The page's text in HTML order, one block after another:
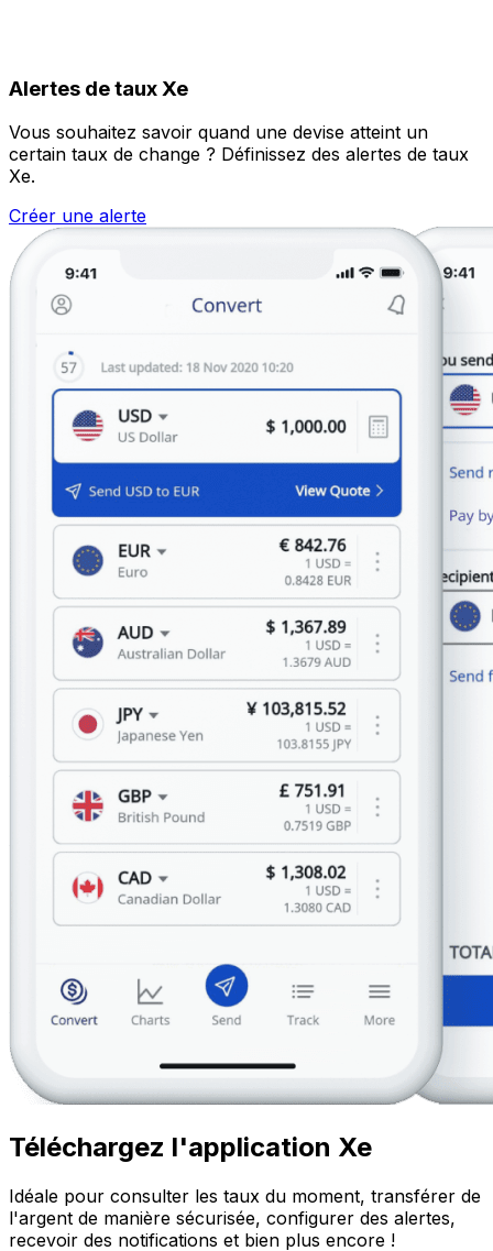
Alertes de taux Xe
Vous souhaitez savoir quand une devise atteint un
certain taux de change ? Définissez des alertes de taux
Xe.
Créer une alerte
Téléchargez l'application Xe
Idéale pour consulter les taux du moment, transférer de
l'argent de manière sécurisée, configurer des alertes,
recevoir des notifications et bien plus encore !